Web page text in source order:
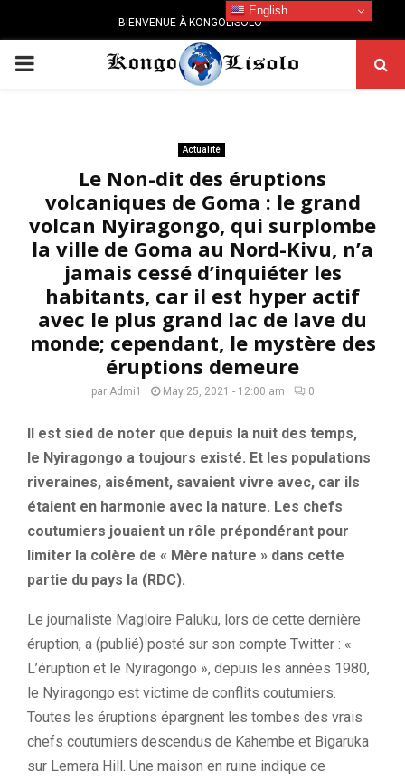
BIENVENUE À KONGOLISOLO
PRIMARY
Actualité
Le Non-dit des éruptions
volcaniques de Goma : le grand
volcan Nyiragongo, qui surplombe
la ville de Goma au Nord-Kivu, n’a
jamais cessé d’inquiéter les
habitants, car il est hyper actif
avec le plus grand lac de lave du
monde; cependant, le mystère des
éruptions demeure
par Admi1 May 25, 2021 - 12:00 am 0
Il est sied de noter que depuis la nuit des temps,
le Nyiragongo a toujours existé. Et les populations
riveraines, aisément, savaient vivre avec, car ils
étaient en harmonie avec la nature. Les chefs
coutumiers jouaient un rôle prépondérant pour
limiter la colère de « Mère nature » dans cette
partie du pays la (RDC).
Le journaliste Magloire Paluku, lors de cette dernière
éruption, a (publié) posté sur son compte Twitter : «
L’éruption et le Nyiragongo », depuis les années 1980,
le Nyiragongo est victime de conflits coutumiers.
Toutes les éruptions épargnent les tombes des vrais
chefs coutumiers descendus de Kahembe et Bigaruka
sur Lemera Hill. Une maison en ruine indique ce
English